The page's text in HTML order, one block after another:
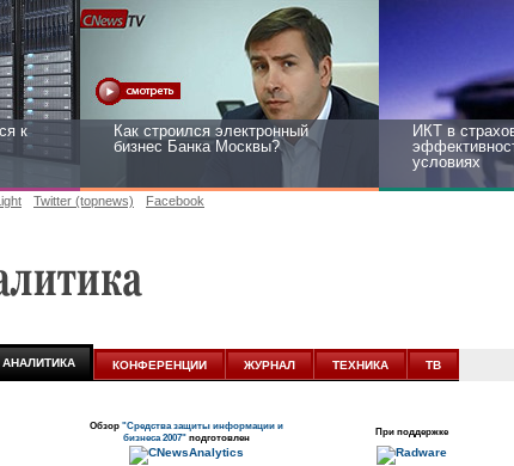
к
Как строился электронный
бизнес Банка Москвы?
ИКТ в
условиях
развитие в
Twitter (topnews) Facebook
АНАЛИТИКА КОНФЕРЕНЦИИ ЖУРНАЛ ТЕХНИКА ТВ
Обзор "Средства защиты информации и
бизнеса 2007"подготовлен При поддержке